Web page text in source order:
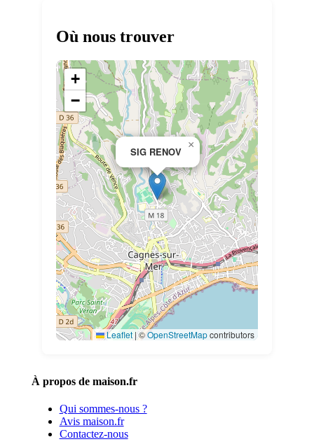
Où nous trouver
SIG RENOV
×
+
−
Leaflet |©OpenStreetMapcontributors
À propos de maison.fr
Qui sommes-nous ?
Avis maison.fr
Contactez-nous